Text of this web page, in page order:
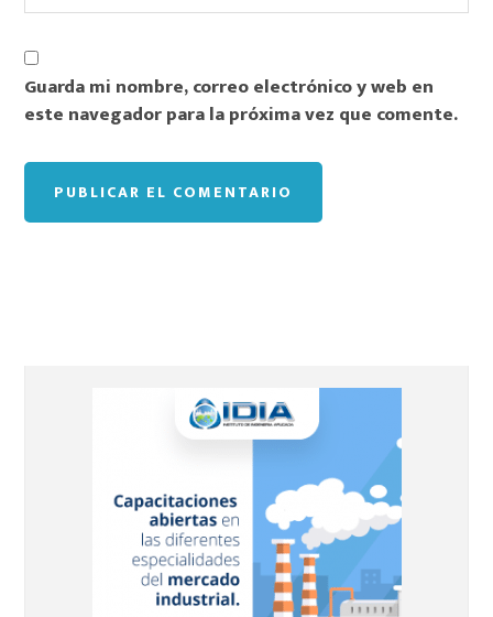
Guarda mi nombre, correo electrónico y web en
este navegador para la próxima vez que comente.
principal